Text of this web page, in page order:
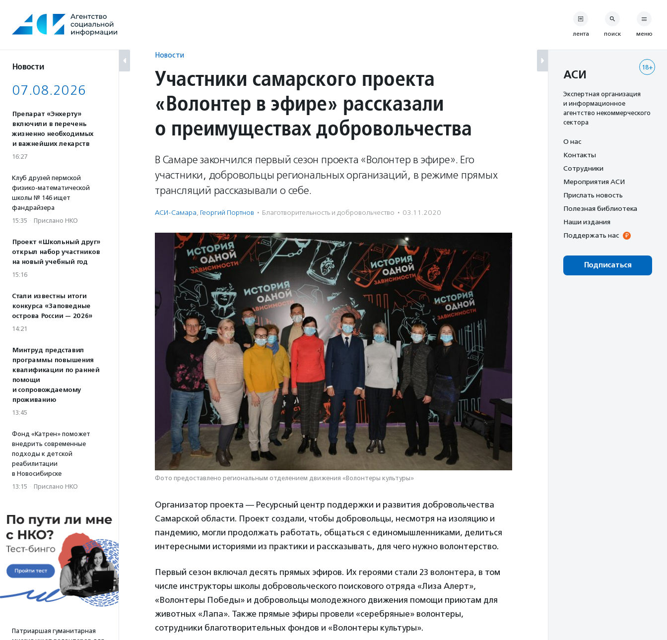
содержанию
Новости
07.08.2026
Препарат «Энхерту»
включили в перечень
жизненно необходимых
и важнейших лекарств
16:27
Клуб друзей пермской
физико-математической
школы № 146 ищет
фандрайзера
15:35 · Прислано НКО
Проект «Школьный друг»
открыл набор участников
на новый учебный год
15:16
Стали известны итоги
конкурса «Заповедные
острова России — 2026»
14:21
Минтруд представил
программы повышения
квалификации по ранней
помощи
и сопровождаемому
проживанию
13:45
Фонд «Катрен» поможет
внедрить современные
подходы к детской
реабилитации
в Новосибирске
13:15 · Прислано НКО
Патриаршая гуманитарная
Новости
Участники самарского проекта
«Волонтер в эфире» рассказали
о преимуществах добровольчества
В Самаре закончился первый сезон проекта «Волонтер в эфире». Его
участники, добровольцы региональных организаций, в режиме прямых
трансляций рассказывали о себе.
АСИ-Самара, Георгий Портнов · Благотвори­тель­ность и доброволь­чест­во · 03.11.2020
Фото предоставлено региональным отделением движения «Волонтеры культуры»
Организатор проекта — Ресурсный центр поддержки и развития добровольчества
Самарской области. Проект создали, чтобы добровольцы, несмотря на изоляцию и
пандемию, могли продолжать работать, общаться с единомышленниками, делиться
интересными историями из практики и рассказывать, для чего нужно волонтерство.
Первый сезон включал десять прямых эфиров. Их героями стали 23 волонтера, в том
числе инструкторы школы добровольческого поискового отряда «Лиза Алерт»,
«Волонтеры Победы» и добровольцы молодежного движения помощи приютам для
животных «Лапа». Также прямые эфиры провели «серебряные» волонтеры,
сотрудники благотворительных фондов и «Волонтеры культуры».
лента поиск меню
18+
АСИ
Экспертная организация
и информационное
агентство некоммерческого
сектора
О нас
Контакты
Сотрудники
Мероприятия АСИ
Прислать новость
Полезная библиотека
Наши издания
Поддержать нас
Подписаться